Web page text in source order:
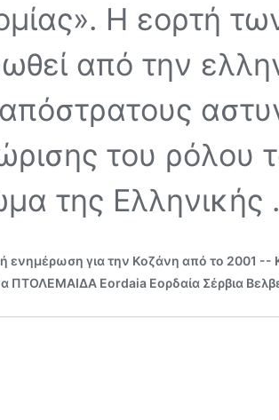
H εορτή
από την
του ρόλου
της
ενημέρωση για την Kοζάνη από το 2001
ΠΤΟΛΕΜΑΙΔΑ Eordaia Εορδαία Σέρβια